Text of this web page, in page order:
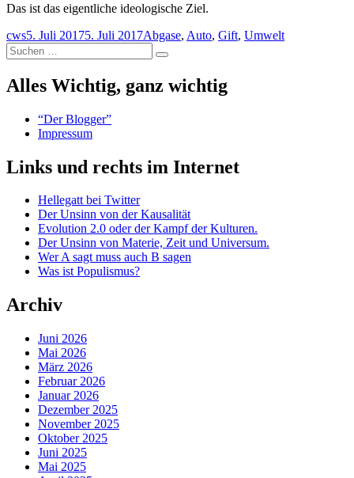
Das ist das eigentliche ideologische Ziel.
Autor
cwsVeröffentlicht
am
5. Juli 20175. Juli 2017Schlagwörter
Abgase, Auto, Gift, Umwelt
Suchen
nach:
Suchen
Alles Wichtig, ganz wichtig
“Der Blogger”
Impressum
Links und rechts im Internet
Hellegatt bei Twitter
Der Unsinn von der Kausalität
Evolution 2.0 oder der Kampf der Kulturen.
Der Unsinn von Materie, Zeit und Universum.
Wer A sagt muss auch B sagen
Was ist Populismus?
Archiv
Juni 2026
Mai 2026
März 2026
Februar 2026
Januar 2026
Dezember 2025
November 2025
Oktober 2025
Juni 2025
Mai 2025